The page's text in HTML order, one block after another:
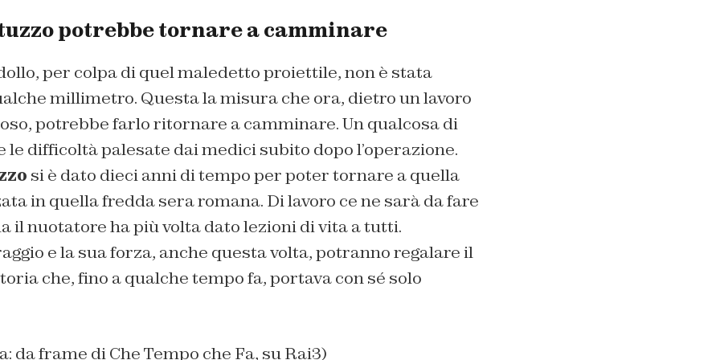
potrebbe tornare a camminare
per colpa di quel maledetto proiettile, non è stata
millimetro. Questa la misura che ora, dietro un lavoro
potrebbe farlo ritornare a camminare. Un qualcosa di
difficoltà palesate dai medici subito dopo l’operazione.
si è dato dieci anni di tempo per poter tornare a quella
in quella fredda sera romana. Di lavoro ce ne sarà da fare
il nuotatore ha più volta dato lezioni di vita a tutti.
e la sua forza, anche questa volta, potranno regalare il
che, fino a qualche tempo fa, portava con sé solo
da frame di Che Tempo che Fa, su Rai3)